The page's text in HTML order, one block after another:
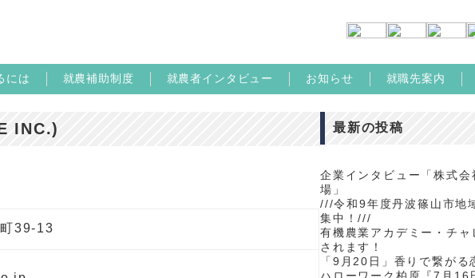
には 就農補助制度 就農者インタビュー お知らせ 就職先案内
INC.)
39-13
最新の投稿
企業インタビュー「株式会
場」
///令和9年度丹波篠山市地
集中！///
有機農業アカデミー・チャ
されます！
「9月20日」香りで繋がる